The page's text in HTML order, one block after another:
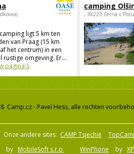
ligt 5 km ten
van Praag (15 km
het centrum) in een
rustige omgeving. Er...
pagina's
camping
, 38223 Černá v
Camp.cz - Pavel Hess, alle rechten
Onze andere sites: CAMP Tsjechië
by MobileSoft s.r.o WinPhone by